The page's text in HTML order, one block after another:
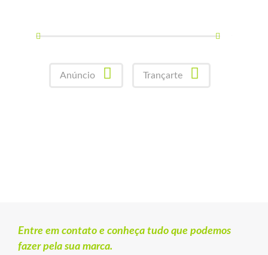
Anúncio Trançarte
Entre em contato e conheça tudo que podemos
fazer pela sua marca.